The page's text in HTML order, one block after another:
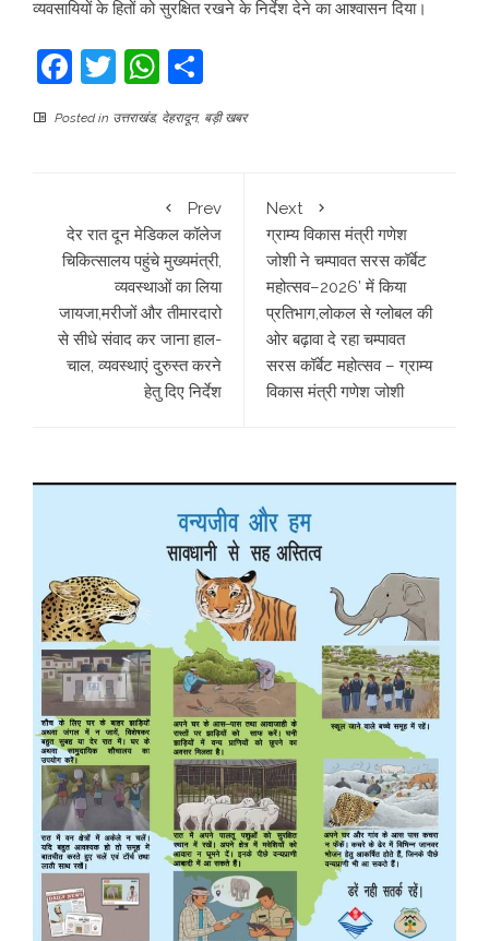
व्यवसायियों के हितों को सुरक्षित रखने के निर्देश देने का आश्वासन दिया।
Facebook
TwitterWhatsApp
Posted in उत्तराखंड, देहरादून, बड़ी खबर
Prev
देर रात दून मेडिकल कॉलेज
चिकित्सालय पहुंचे मुख्यमंत्री,
व्यवस्थाओं का लिया
जायजा,मरीजों और तीमारदारो
से सीधे संवाद कर जाना हाल-
चाल, व्यवस्थाएं दुरुस्त करने
हेतु दिए निर्देश
Next
ग्राम्य विकास मंत्री गणेश
जोशी ने चम्पावत सरस कॉर्बेट
महोत्सव–2026’ में किया
प्रतिभाग,लोकल से ग्लोबल की
ओर बढ़ावा दे रहा चम्पावत
सरस कॉर्बेट महोत्सव – ग्राम्य
विकास मंत्री गणेश जोशी